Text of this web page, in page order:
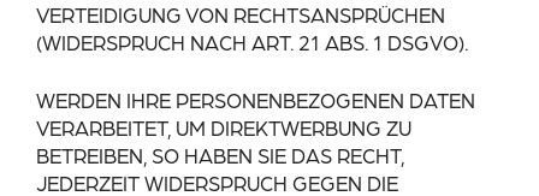
VERTEIDIGUNG VON RECHTSANSPRÜCHEN
(WIDERSPRUCH NACH ART. 21 ABS. 1 DSGVO).
WERDEN IHRE PERSONENBEZOGENEN DATEN
VERARBEITET, UM DIREKTWERBUNG ZU
BETREIBEN, SO HABEN SIE DAS RECHT,
JEDERZEIT WIDERSPRUCH GEGEN DIE